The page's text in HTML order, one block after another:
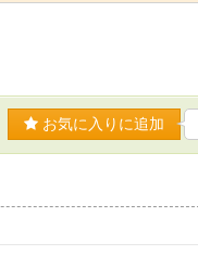
お気に入りに追加